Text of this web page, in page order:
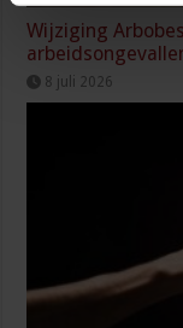
Wijziging
8 juli 2026